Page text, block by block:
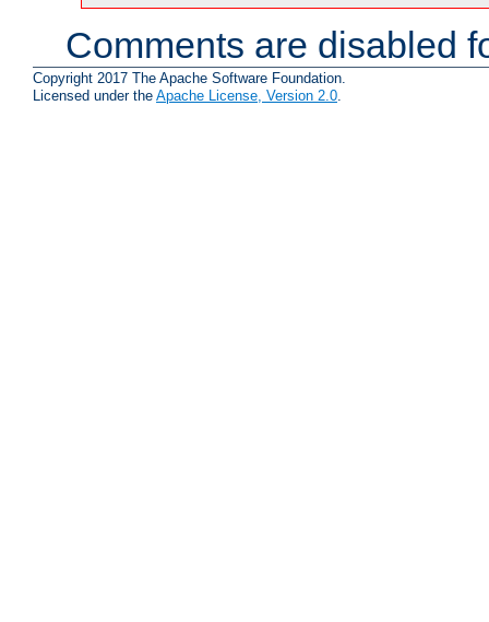
Comments are disabled
Copyright 2017 The Apache Software Foundation.
Licensed under the Apache License, Version 2.0.